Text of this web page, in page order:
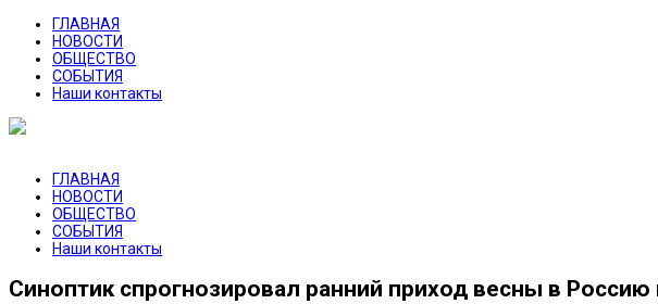
ГЛАВНАЯ
НОВОСТИ
ОБЩЕСТВО
СОБЫТИЯ
Наши контакты
ГЛАВНАЯ
НОВОСТИ
ОБЩЕСТВО
СОБЫТИЯ
Наши контакты
Синоптик спрогнозировал ранний приход весны в Россию